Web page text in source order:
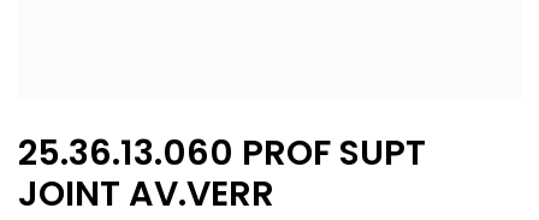
25.36.13.060 PROF SUPT
JOINT AV.VERR